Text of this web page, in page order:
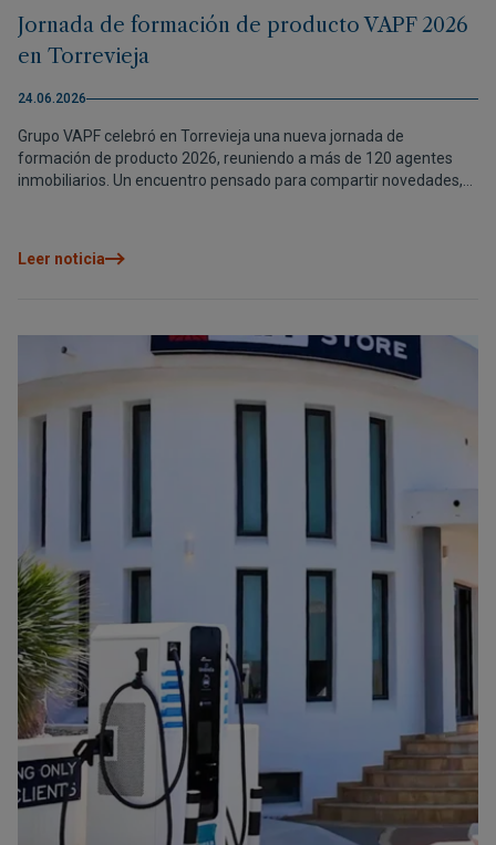
Jornada de formación de producto VAPF 2026
en Torrevieja
24.06.2026
Grupo VAPF celebró en Torrevieja una nueva jornada de
formación de producto 2026, reuniendo a más de 120 agentes
inmobiliarios. Un encuentro pensado para compartir novedades,
Leer noticia